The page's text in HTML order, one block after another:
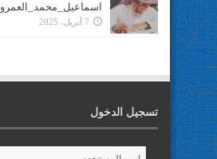
اسماعيل_محمد_العمرو
7 أبريل، 2025
تسجيل الدخول